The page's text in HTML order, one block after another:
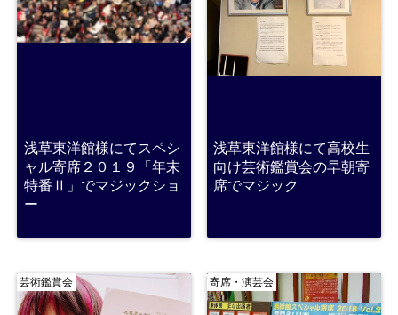
浅草東洋館様にてスペシ
ャル寄席２０１９「年末
特番Ⅱ」でマジックショ
ー
浅草東洋館様にて高校生
向け芸術鑑賞会の早朝寄
席でマジック
芸術鑑賞会 寄席・演芸会